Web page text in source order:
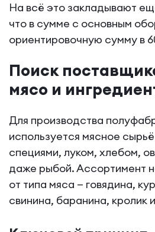
На всё это закладывают
что в сумме с основным
ориентировочную сумму в
Поиск
мясо и
Для производства
используется мясное
специями, луком, хлебом,
даже рыбой. Ассортимент
от типа мяса — говядина,
свинина, баранина, кролик